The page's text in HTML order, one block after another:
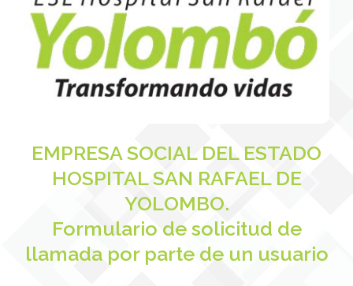
EMPRESA SOCIAL DEL ESTADO
HOSPITAL SAN RAFAEL DE
YOLOMBO.
Formulario de solicitud de
llamada por parte de un usuario